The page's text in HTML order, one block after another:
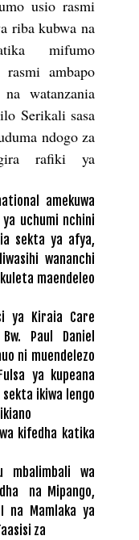
usio rasmi
riba kubwa na
mifumo
rasmi ambapo
na watanzania
Serikali sasa
ndogo za
rafiki ya
amekuwa
uchumi nchini
sekta ya afya,
wananchi
maendeleo
ya Kiraia Care
Paul Daniel
ni muendelezo
ya kupeana
ikiwa lengo
kifedha katika
mbalimbali wa
na Mipango,
na Mamlaka ya
za